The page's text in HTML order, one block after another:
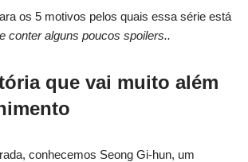
os 5 motivos pelos quais essa série está
conter alguns poucos spoilers..
que vai muito além
conhecemos Seong Gi-hun, um